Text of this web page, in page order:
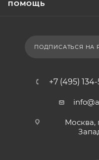
ПОМОЩЬ
ПОДПИСАТЬСЯ НА
+7 (495)
Москва,